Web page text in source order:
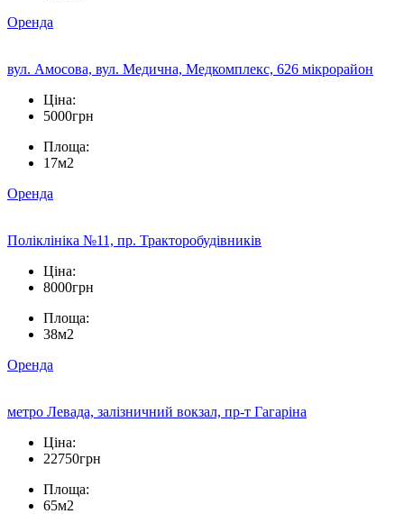
Оренда
вул. Амосова, вул. Медична, Медкомплекс, 626 мікрорайон
Ціна:
5000грн
Площа:
17м2
Оренда
Поліклініка №11, пр. Тракторобудівників
Ціна:
8000грн
Площа:
38м2
Оренда
метро Левада, залізничний вокзал, пр-т Гагаріна
Ціна:
22750грн
Площа:
65м2